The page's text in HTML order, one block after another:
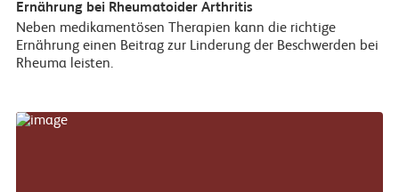
Ernährung bei Rheumatoider Arthritis
Neben medikamentösen Therapien kann die richtige
Ernährung einen Beitrag zur Linderung der Beschwerden bei
Rheuma leisten.